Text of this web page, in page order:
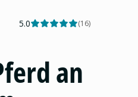
5.0 (16)
an